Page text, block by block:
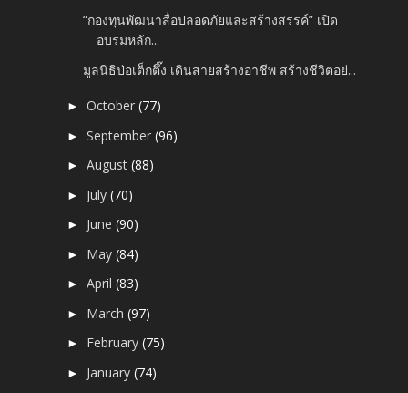
“กองทุนพัฒนาสื่อปลอดภัยและสร้างสรรค์” เปิด
อบรมหลัก...
มูลนิธิป่อเต็กตึ๊ง เดินสายสร้างอาชีพ สร้างชีวิตอย่...
►October(77)
►September(96)
►August(88)
► July(70)
► June(90)
► May(84)
►April(83)
► March(97)
► February(75)
► January(74)